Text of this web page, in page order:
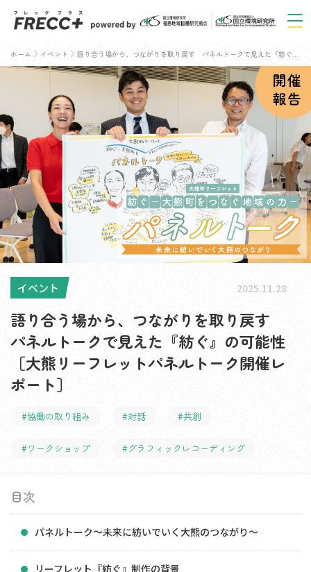
ホーム イベント 語り合う場から、つながりを取り戻す パネルトークで見えた『紡ぐ』の可能性［大熊リーフレットパネルトーク開催レポート］
イベント 2025.11.28
語り合う場から、つながりを取り戻す
パネルトークで見えた『紡ぐ』の可能性
［大熊リーフレットパネルトーク開催レ
ポート］
#協働の取り組み #対話 #共創
#ワークショップ #グラフィックレコーディング
目次
パネルトーク～未来に紡いでいく大熊のつながり～
リーフレット『紡ぐ』制作の背景